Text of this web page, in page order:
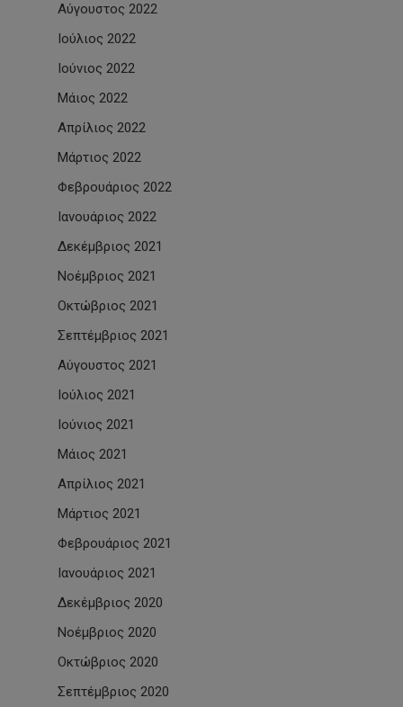
Αύγουστος 2022
Ιούλιος 2022
Ιούνιος 2022
Μάιος 2022
Απρίλιος 2022
Μάρτιος 2022
Φεβρουάριος 2022
Ιανουάριος 2022
Δεκέμβριος 2021
Νοέμβριος 2021
Οκτώβριος 2021
Σεπτέμβριος 2021
Αύγουστος 2021
Ιούλιος 2021
Ιούνιος 2021
Μάιος 2021
Απρίλιος 2021
Μάρτιος 2021
Φεβρουάριος 2021
Ιανουάριος 2021
Δεκέμβριος 2020
Νοέμβριος 2020
Οκτώβριος 2020
Σεπτέμβριος 2020